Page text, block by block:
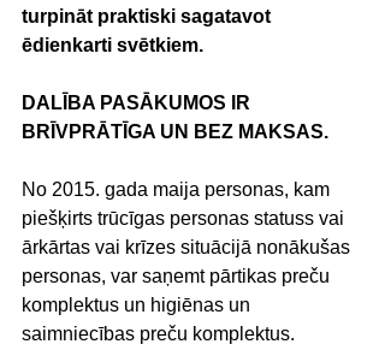
turpināt praktiski sagatavot
ēdienkarti svētkiem.
DALĪBA PASĀKUMOS IR
BRĪVPRĀTĪGA UN BEZ MAKSAS.
No 2015. gada maija personas, kam
piešķirts trūcīgas personas statuss vai
ārkārtas vai krīzes situācijā nonākušas
personas, var saņemt pārtikas preču
komplektus un higiēnas un
saimniecības preču komplektus.